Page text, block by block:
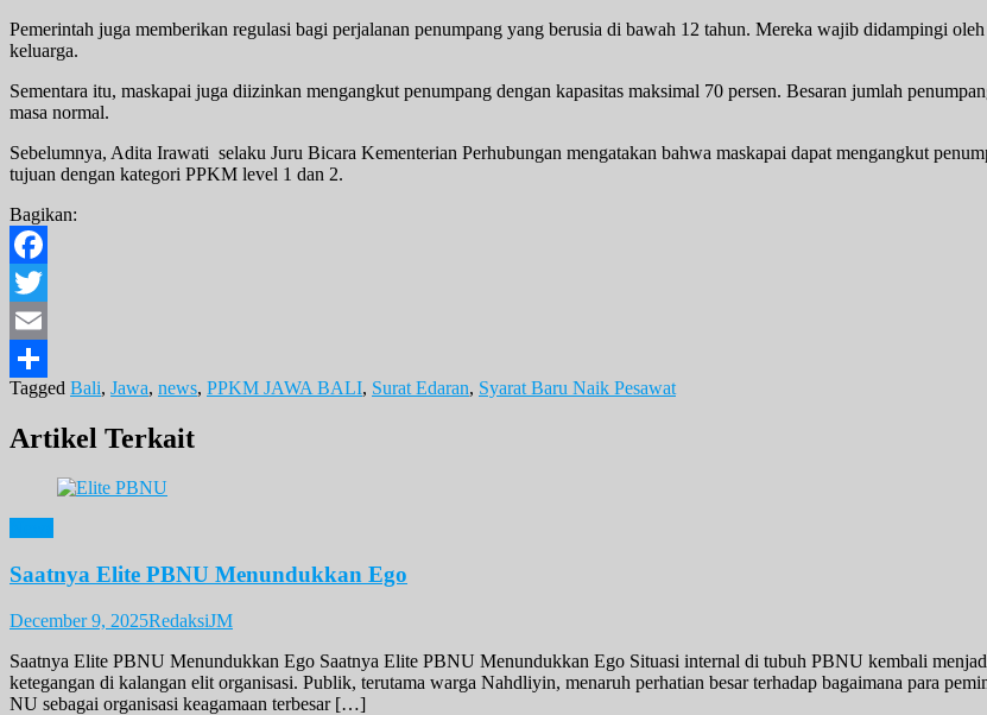
Pemerintah juga memberikan regulasi bagi perjalanan penumpang yang berusia di bawah 12 tahun. Mereka wajib didampingi
keluarga.
Sementara itu, maskapai juga diizinkan mengangkut penumpang dengan kapasitas maksimal 70 persen. Besaran jumlah
masa normal.
Sebelumnya, Adita Irawati selaku Juru Bicara Kementerian Perhubungan mengatakan bahwa maskapai dapat mengangkut
tujuan dengan kategori PPKM level 1 dan 2.
Bagikan:
Facebook
Twitter
Email
Share
Tagged Bali, Jawa, news, PPKM JAWA BALI, Surat Edaran, Syarat Baru Naik Pesawat
Artikel Terkait
Saatnya Elite PBNU Menundukkan Ego
December 9, 2025RedaksiJM
Saatnya Elite PBNU Menundukkan Ego Saatnya Elite PBNU Menundukkan Ego Situasi internal di tubuh PBNU kembali
ketegangan di kalangan elit organisasi. Publik, terutama warga Nahdliyin, menaruh perhatian besar terhadap bagaimana para
NU sebagai organisasi keagamaan terbesar […]